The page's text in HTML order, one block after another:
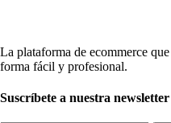
La plataforma de ecommerce
forma fácil y profesional.
Suscríbete a nuestra newsletter